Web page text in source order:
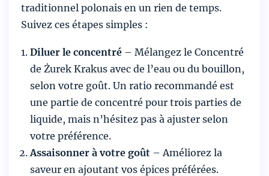
traditionnel polonais en un rien de temps.
Suivez ces étapes simples :
Diluer le concentré – Mélangez le Concentré
de Żurek Krakus avec de l’eau ou du bouillon,
selon votre goût. Un ratio recommandé est
une partie de concentré pour trois parties de
liquide, mais n’hésitez pas à ajuster selon
votre préférence.
Assaisonner à votre goût – Améliorez la
saveur en ajoutant vos épices préférées.